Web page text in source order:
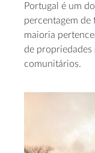
Portugal é um
percentagem de
maioria
de propriedades
comunitários.